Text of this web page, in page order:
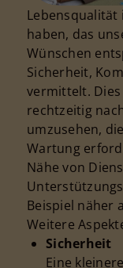
Lebensqualität
haben, das
Wünschen
Sicherheit,
vermittelt.
rechtzeitig
umzusehen,
Wartung
Nähe von
Beispiel näher
Weitere
Sicherheit
Eine